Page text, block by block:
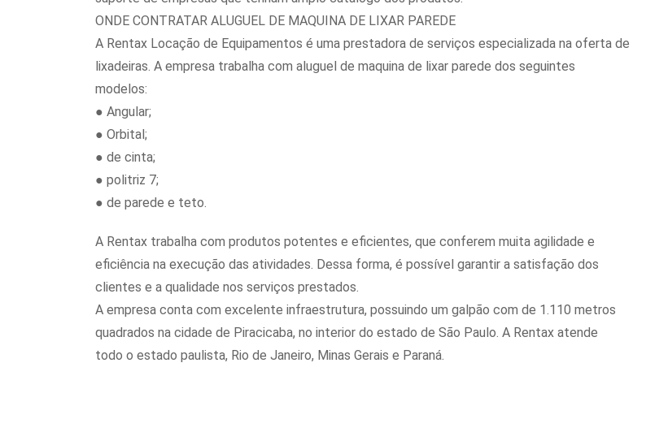
ONDE CONTRATAR ALUGUEL DE MAQUINA DE LIXAR PAREDE
A Rentax Locação de Equipamentos é uma prestadora de serviços especializada na oferta de
lixadeiras. A empresa trabalha com aluguel de maquina de lixar parede dos seguintes
modelos:
● Angular;
● Orbital;
● de cinta;
● politriz 7;
● de parede e teto.
A Rentax trabalha com produtos potentes e eficientes, que conferem muita agilidade e
eficiência na execução das atividades. Dessa forma, é possível garantir a satisfação dos
clientes e a qualidade nos serviços prestados.
A empresa conta com excelente infraestrutura, possuindo um galpão com de 1.110 metros
quadrados na cidade de Piracicaba, no interior do estado de São Paulo. A Rentax atende
todo o estado paulista, Rio de Janeiro, Minas Gerais e Paraná.